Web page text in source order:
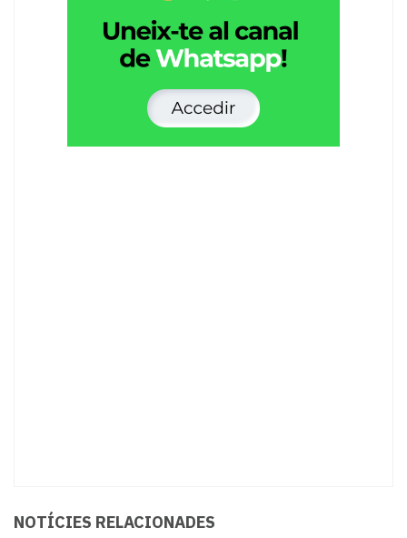
NOTÍCIES RELACIONADES